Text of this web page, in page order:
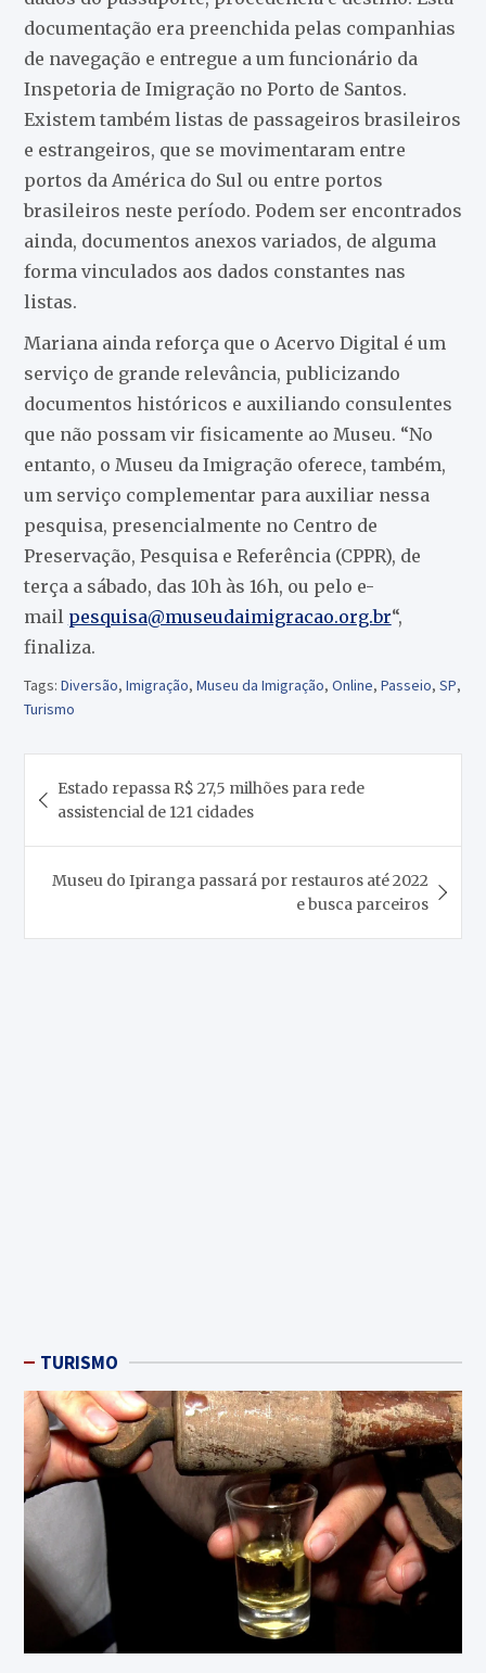
documentação era preenchida pelas companhias
de navegação e entregue a um funcionário da
Inspetoria de Imigração no Porto de Santos.
Existem também listas de passageiros brasileiros
e estrangeiros, que se movimentaram entre
portos da América do Sul ou entre portos
brasileiros neste período. Podem ser encontrados
ainda, documentos anexos variados, de alguma
forma vinculados aos dados constantes nas
listas.
Mariana ainda reforça que o Acervo Digital é um
serviço de grande relevância, publicizando
documentos históricos e auxiliando consulentes
que não possam vir fisicamente ao Museu. “No
entanto, o Museu da Imigração oferece, também,
um serviço complementar para auxiliar nessa
pesquisa, presencialmente no Centro de
Preservação, Pesquisa e Referência (CPPR), de
terça a sábado, das 10h às 16h, ou pelo e-
mail pesquisa@museudaimigracao.org.br“,
finaliza.
Tags: Diversão, Imigração, Museu da Imigração, Online, Passeio, SP,
Turismo
de
Post
Estado repassa R$ 27,5 milhões para rede
assistencial de 121 cidades
Museu do Ipiranga passará por restauros até 2022
e busca parceiros
TURISMO